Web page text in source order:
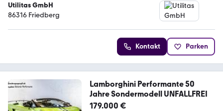
Utilitas GmbH
86316 Friedberg
Kontakt Parken
Lamborghini Performante 50
Jahre Sondermodell UNFALLFREI
179.000 €